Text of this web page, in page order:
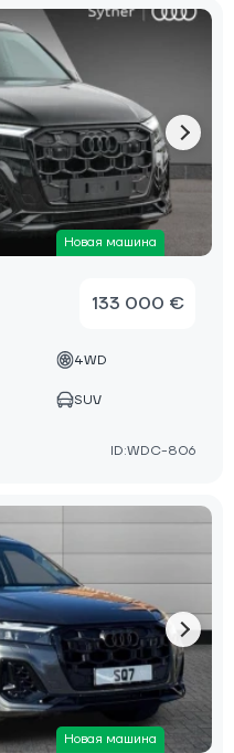
Новая машина
133 000 €
4WD
SUV
ID:WDC-806
Новая машина